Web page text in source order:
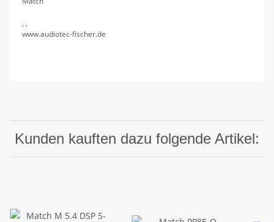
, ,
www.audiotec-fischer.de
Kunden kauften dazu folgende Artikel: